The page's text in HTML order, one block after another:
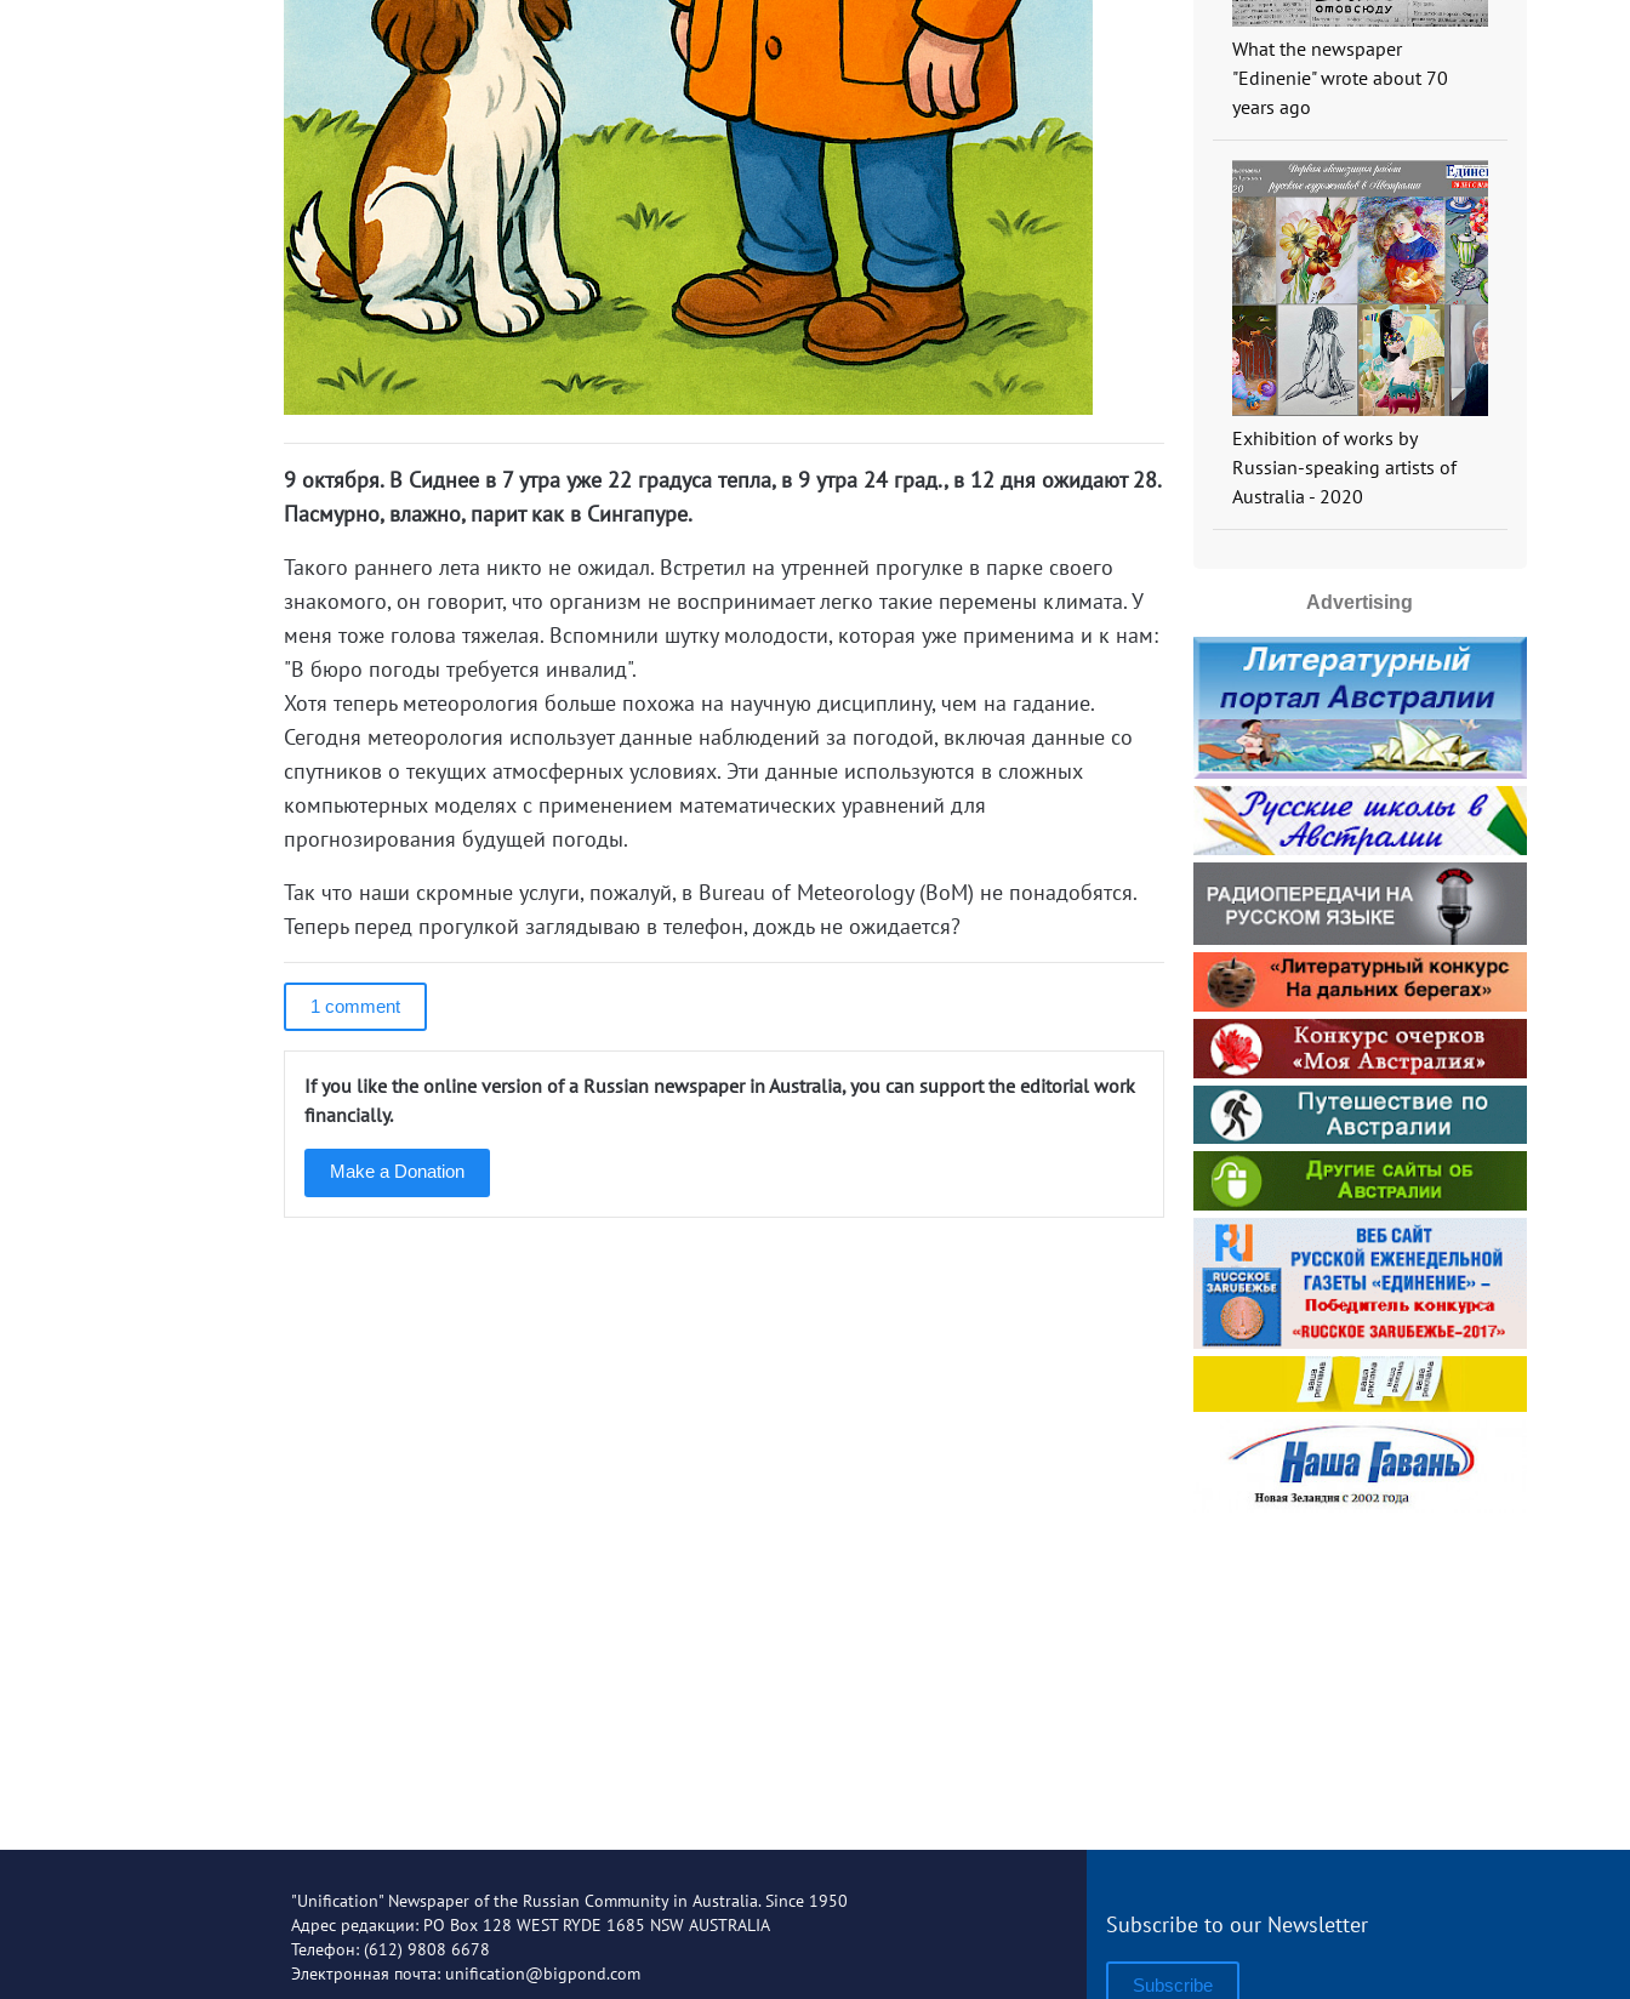
9 октября. В Сиднее в 7 утра уже 22 градуса тепла, в 9 утра 24 град., в 12 дня ожидают 28.
Пасмурно, влажно, парит как в Сингапуре.
Такого раннего лета никто не ожидал. Встретил на утренней прогулке в парке своего
знакомого, он говорит, что организм не воспринимает легко такие перемены климата. У
меня тоже голова тяжелая. Вспомнили шутку молодости, которая уже применима и к нам:
"В бюро погоды требуется инвалид".
Хотя теперь метеорология больше похожа на научную дисциплину, чем на гадание.
Сегодня метеорология использует данные наблюдений за погодой, включая данные со
спутников о текущих атмосферных условиях. Эти данные используются в сложных
компьютерных моделях с применением математических уравнений для
прогнозирования будущей погоды.
Так что наши скромные услуги, пожалуй, в Bureau of Meteorology (BoM) не понадобятся.
Теперь перед прогулкой заглядываю в телефон, дождь не ожидается?
1 comment
If you like the online version of a Russian newspaper in Australia, you can support the editorial work
financially.
Make a Donation
What the newspaper
"Edinenie" wrote about 70
years ago
Exhibition of works by
Russian-speaking artists of
Australia - 2020
Advertising
"Unification" Newspaper of the Russian Community in Australia. Since 1950
Адрес редакции: PO Box 128 WEST RYDE 1685 NSW AUSTRALIA
Телефон: (612) 9808 6678
Электронная почта: unification@bigpond.com
Subscribe to our Newsletter
Subscribe